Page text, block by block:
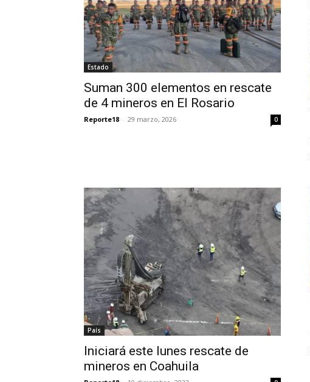
Estado
Suman 300 elementos en rescate
de 4 mineros en El Rosario
Reporte18 - 29 marzo, 2026 0
País
Iniciará este lunes rescate de
mineros en Coahuila